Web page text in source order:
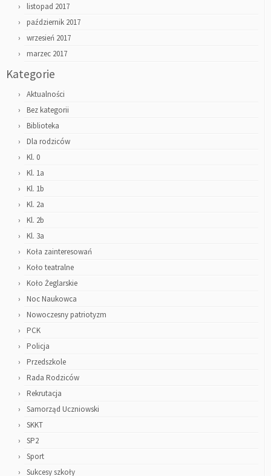
listopad 2017
październik 2017
wrzesień 2017
marzec 2017
Kategorie
Aktualności
Bez kategorii
Biblioteka
Dla rodziców
Kl. 0
Kl. 1a
Kl. 1b
Kl. 2a
Kl. 2b
Kl. 3a
Koła zainteresowań
Koło teatralne
Koło Żeglarskie
Noc Naukowca
Nowoczesny patriotyzm
PCK
Policja
Przedszkole
Rada Rodziców
Rekrutacja
Samorząd Uczniowski
SKKT
SP2
Sport
Sukcesy szkoły